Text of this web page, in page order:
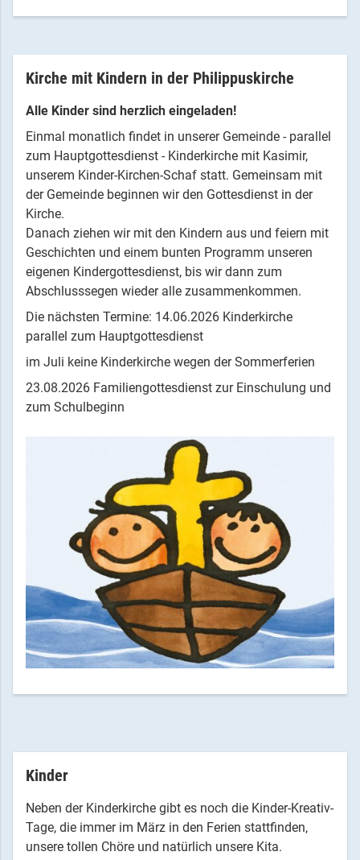
Kirche mit Kindern in der Philippuskirche
Alle Kinder sind herzlich eingeladen!
Einmal monatlich findet in unserer Gemeinde - parallel
zum Hauptgottesdienst - Kinderkirche mit Kasimir,
unserem Kinder-Kirchen-Schaf statt. Gemeinsam mit
der Gemeinde beginnen wir den Gottesdienst in der
Kirche.
Danach ziehen wir mit den Kindern aus und feiern mit
Geschichten und einem bunten Programm unseren
eigenen Kindergottesdienst, bis wir dann zum
Abschlusssegen wieder alle zusammenkommen.
Die nächsten Termine: 14.06.2026 Kinderkirche
parallel zum Hauptgottesdienst
im Juli keine Kinderkirche wegen der Sommerferien
23.08.2026 Familiengottesdienst zur Einschulung und
zum Schulbeginn
Kinder
Neben der Kinderkirche gibt es noch die Kinder-Kreativ-
Tage, die immer im März in den Ferien stattfinden,
unsere tollen Chöre und natürlich unsere Kita.